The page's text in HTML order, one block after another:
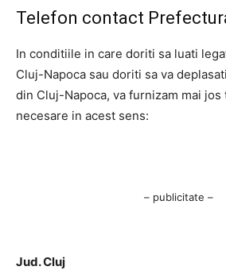
Telefon contact
In conditiile in care doriti sa luati
Cluj-Napoca sau doriti sa va
din Cluj-Napoca, va furnizam mai jos
necesare in acest sens:
– publicitate –
Jud. Cluj